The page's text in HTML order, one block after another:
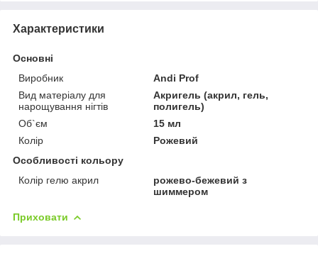
Характеристики
Основні
Виробник
Andi Prof
Вид матеріалу для
нарощування нігтів
Акригель (акрил, гель,
полигель)
Об`єм
15 мл
Колір
Рожевий
Особливості кольору
Колір гелю акрил
рожево-бежевий з
шиммером
Приховати